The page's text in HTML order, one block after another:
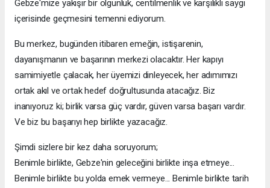
Gebze'mize yakışır bir olgunluk, centilmenlik ve karşılıklı saygı
içerisinde geçmesini temenni ediyorum.
Bu merkez, bugünden itibaren emeğin, istişarenin,
dayanışmanın ve başarının merkezi olacaktır. Her kapıyı
samimiyetle çalacak, her üyemizi dinleyecek, her adımımızı
ortak akıl ve ortak hedef doğrultusunda atacağız. Biz
inanıyoruz ki; birlik varsa güç vardır, güven varsa başarı vardır.
Ve biz bu başarıyı hep birlikte yazacağız.
Şimdi sizlere bir kez daha soruyorum;
Benimle birlikte, Gebze'nin geleceğini birlikte inşa etmeye...
Benimle birlikte bu yolda emek vermeye... Benimle birlikte tarih